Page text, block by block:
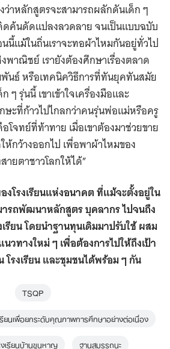
ว่าหลักสูตรจะสามารถผลักดันเด็ก ๆ
ดค้นดัดแปลงลวดลาย จนเป็นแบบฉบับ
นนี้แม้ในถิ่นเราจะทอผ้าไหมกันอยู่ทั่วไป
พาณิชย์ เรายังต้องศึกษาเรื่องตลาด
นธ์ หรือเทคนิควิธีการที่ทันยุคทันสมัย
ๆ รุ่นนี้ เขาเข้าใจเครื่องมือและ
ษะที่ก้าวไปไกลกว่าคนรุ่นพ่อแม่หรือครู
อโจทย์ที่ท้าทาย เมื่อเขาต้องมาช่วยขาย
กว้างออกไป เพื่อพาผ้าไหมของ
ยตาชาวโลกให้ได้”
โรงเรียนแห่งอนาคต ที่แม้จะตั้งอยู่ใน
รถพัฒนาหลักสูตร บุคลากร ไปจนถึง
รียน โดยนำฐานทุนเดิมมาปรับใช้ ผสม
วทางใหม่ ๆ เพื่อต้องการไปให้ถึงเป้า
รงเรียน และชุมชนได้พร้อม ๆ กัน
TSQP
ยนเพื่อยกระดับคุณภาพการศึกษาอย่างต่อเนื่อง
เรียนบ้านขุนหาญ ฐานสมรรถนะ